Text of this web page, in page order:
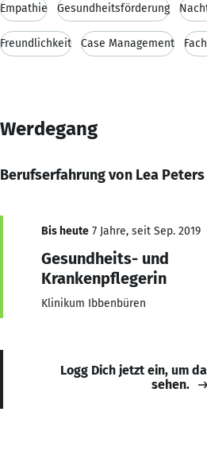
Empathie Gesundheitsförderung
Freundlichkeit Case Management
Werdegang
Berufserfahrung von Lea Peters
Bis heute 7 Jahre, seit Sep. 2019
Gesundheits- und
Krankenpflegerin
Klinikum Ibbenbüren
Logg Dich jetzt ein, um
sehen.